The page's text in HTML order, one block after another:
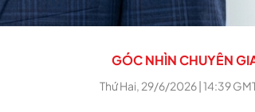
GÓC NHÌN CHUYÊN
Thứ Hai, 29/6/2026 | 14:39